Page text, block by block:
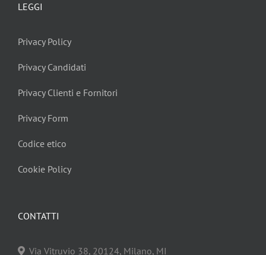
CONTATTI
Via Vitruvio 38, 20124, Milano, MI
LEGGI
Privacy Policy
Privacy Candidati
Privacy Clienti e Fornitori
Privacy Form
Codice etico
Cookie Policy